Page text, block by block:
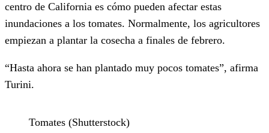
centro de California es cómo pueden afectar estas
inundaciones a los tomates. Normalmente, los agricultores
empiezan a plantar la cosecha a finales de febrero.
“Hasta ahora se han plantado muy pocos tomates”, afirma
Turini.
Tomates (Shutterstock)